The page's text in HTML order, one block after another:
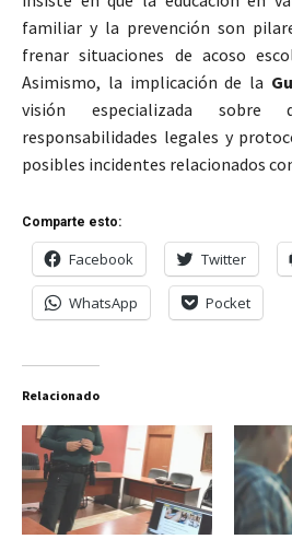
familiar y la prevención son
frenar situaciones de acoso
Asimismo, la implicación de la
visión especializada sobre
responsabilidades legales y
posibles incidentes relacionados
Comparte esto:
Facebook Twitter
WhatsApp Pocket
Relacionado